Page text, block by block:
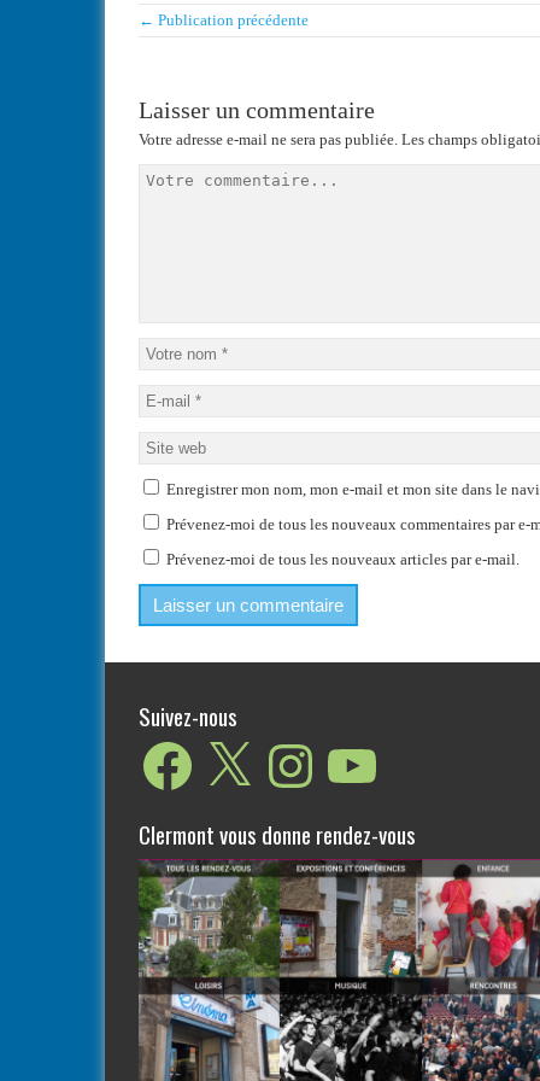
← Publication précédente
Laisser un commentaire
Votre adresse e-mail ne sera pas publiée. Les champs
Enregistrer mon nom, mon e-mail et mon site dans le
Prévenez-moi de tous les nouveaux commentaires par e-
Prévenez-moi de tous les nouveaux articles par e-mail.
Suivez-nous
Facebook Instagram
Clermont vous donne rendez-vous